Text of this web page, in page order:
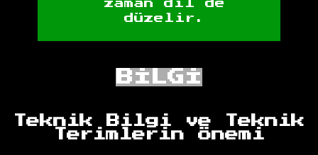
zaman dil de
düzelir.
BİLGİ
Teknik Bilgi ve Teknik
Terimlerin Önemi